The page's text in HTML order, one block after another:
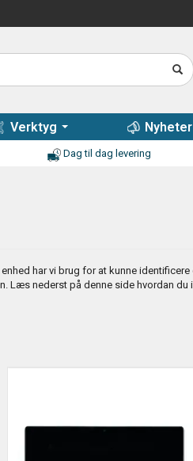
Verktyg Nyheter
Dag til dag levering
har vi brug for at kunne
Læs nederst på denne side hvordan du